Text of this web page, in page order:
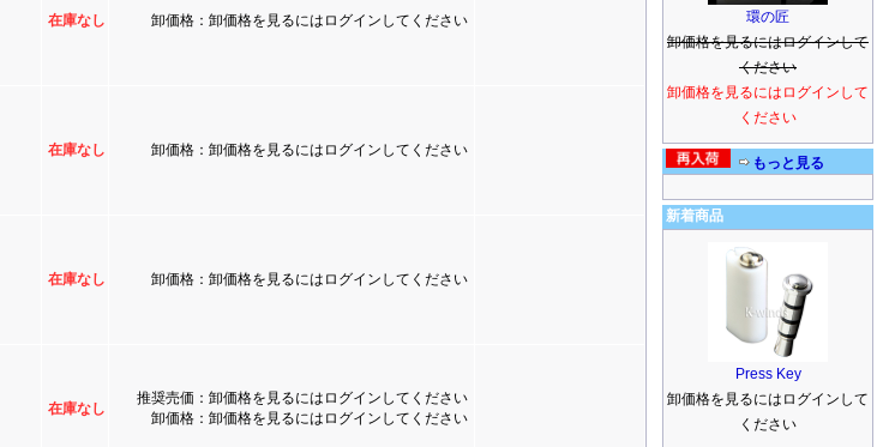
在庫なし 卸価格：卸価格を見るにはログインしてください
在庫なし 卸価格：卸価格を見るにはログインしてください
在庫なし 卸価格：卸価格を見るにはログインしてください
在庫なし
推奨売価：卸価格を見るにはログインしてください
卸価格：卸価格を見るにはログインしてください
環の匠
卸価格を見るにはログインして
ください
卸価格を見るにはログインして
ください
もっと見る
新着商品
Press Key
卸価格を見るにはログインして
ください